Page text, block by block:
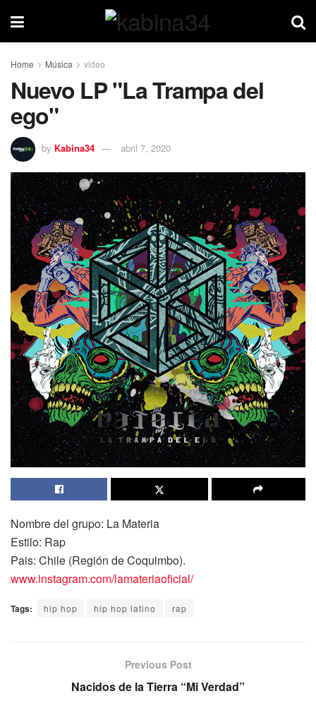
Home Música video
Nuevo LP "La Trampa del
ego"
by Kabina34 abril 7, 2020
Nombre del grupo: La Materia
Estilo: Rap
Pais: Chile (Región de Coquimbo).
www.instagram.com/lamateriaoficial/
Tags: hip hop hip hop latino rap
Previous Post
Nacidos de la Tierra “Mi Verdad”